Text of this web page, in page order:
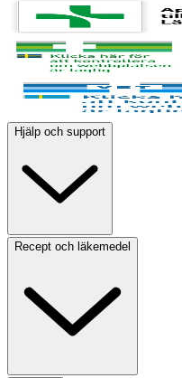
Hjälp och support
Recept och läkemedel